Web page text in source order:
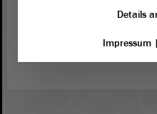
Details
Impressum|